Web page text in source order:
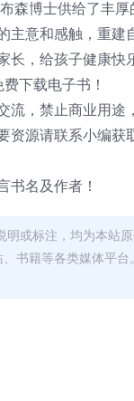
森博士供给了丰
主意和感触，重
，给孩子健康快
下载电子书！
，禁止商业用途
源请联系小编获
书名及作者！
明或标注，均为本站
书籍等各类媒体平